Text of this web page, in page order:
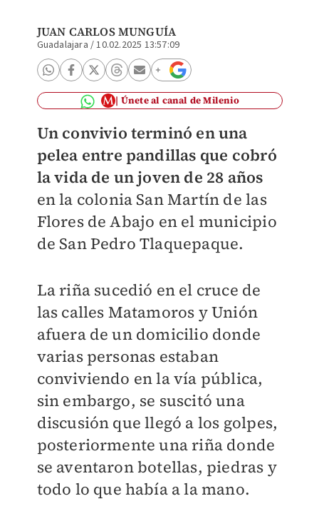
JUAN CARLOS MUNGUÍA
Guadalajara /10.02.2025 13:57:09
Únete al canal de Milenio
Un convivio terminó en una
pelea entre pandillas que cobró
la vida de un joven de 28 años
en la colonia San Martín de las
Flores de Abajo en el municipio
de San Pedro Tlaquepaque.
La riña sucedió en el cruce de
las calles Matamoros y Unión
afuera de un domicilio donde
varias personas estaban
conviviendo en la vía pública,
sin embargo, se suscitó una
discusión que llegó a los golpes,
posteriormente una riña donde
se aventaron botellas, piedras y
todo lo que había a la mano.